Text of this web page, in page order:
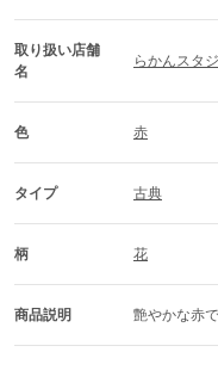
取り扱い店舗
名
らかんスタ
色 赤
タイプ 古典
柄 花
商品説明 艶やかな赤